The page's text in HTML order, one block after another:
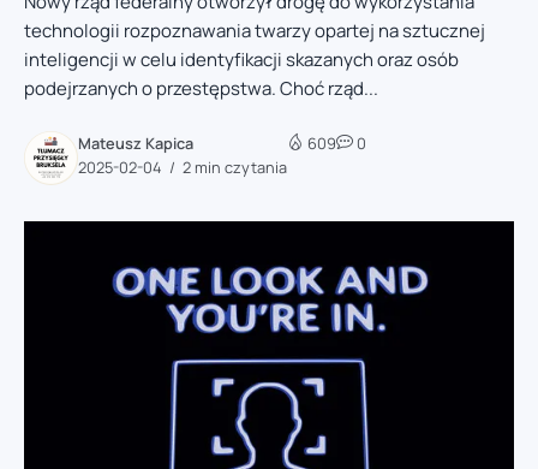
technologii rozpoznawania twarzy opartej na sztucznej
inteligencji w celu identyfikacji skazanych oraz osób
podejrzanych o przestępstwa. Choć rząd...
Mateusz Kapica
2025-02-04
2 min czytania
609 0